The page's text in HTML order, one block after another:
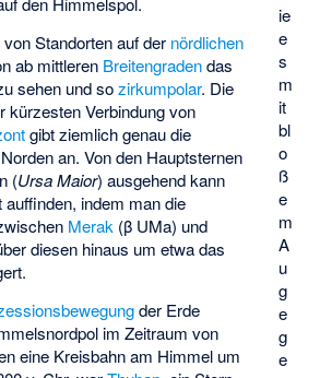
ie
e
s
m
it
bl
o
ß
e
m
A
u
g
e
g
e
Standorten auf der nördlichen
ab mittleren Breitengradendas
sehen und sozirkumpolar. Die
kürzesten Verbindung von
gibt ziemlich genau die
Norden an. Von den Hauptsternen
(Ursa Maior) ausgehend kann
auffinden, indem man die
Merak (β UMa) und
diesen hinaus um etwa das
der Erde
im Zeitraum von
eine Kreisbahn am Himmel um